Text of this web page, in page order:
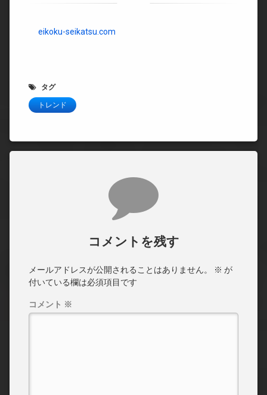
eikoku-seikatsu.com
タグ
トレンド
コメントを残す
メールアドレスが公開されることはありません。 ※ が
付いている欄は必須項目です
コメント ※